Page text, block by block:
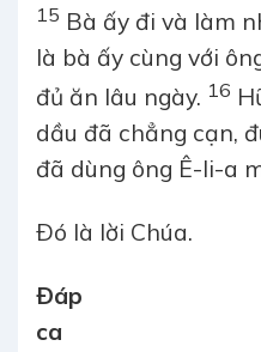
15 Bà ấy đi và làm
là bà ấy cùng với
đủ ăn lâu ngày. 16
dầu đã chẳng cạn,
đã dùng ông Ê-li-a
Ðó là lời Chúa.
Ðáp